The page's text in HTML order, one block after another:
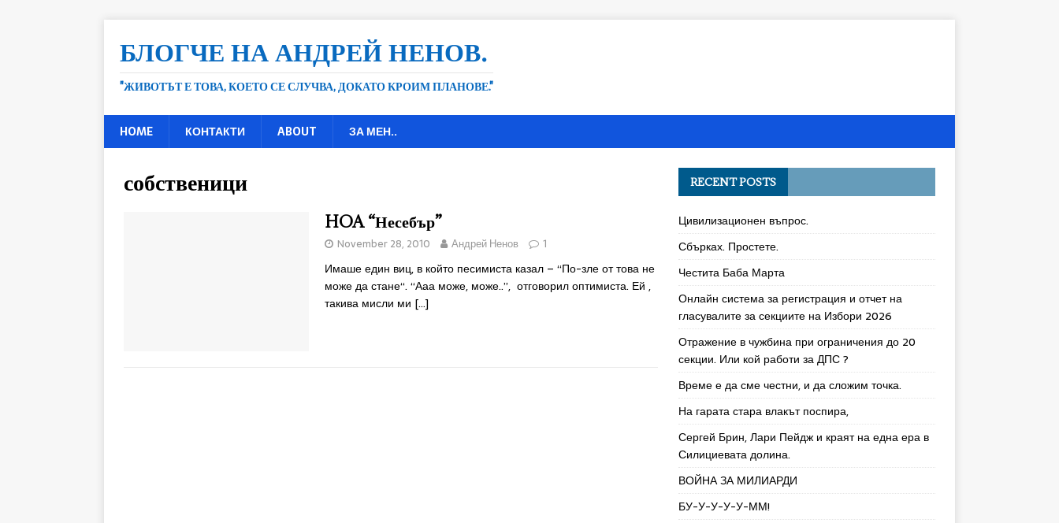
БЛОГЧЕ НА АНДРЕЙ НЕНОВ.
"ЖИВОТЪТ Е ТОВА, КОЕТО СЕ СЛУЧВА, ДОКАТО КРОИМ ПЛАНОВЕ."
HOME КОНТАКТИ ABOUT ЗА МЕН..
собственици
HOA “Несебър”
November 28, 2010 Андрей Ненов 1
Имаше един виц, в който песимиста казал – “По-зле от това не
може да стане“. “Ааа може, може..”, отговорил оптимиста. Ей ,
такива мисли ми […]
RECENT POSTS
Цивилизационен въпрос.
Сбърках. Простете.
Честита Баба Марта
Онлайн система за регистрация и отчет на
гласувалите за секциите на Избори 2026
Отражение в чужбина при ограничения до 20
секции. Или кой работи за ДПС ?
Време е да сме честни, и да сложим точка.
На гарата стара влакът поспира,
Сергей Брин, Лари Пейдж и краят на една ера в
Силициевата долина.
ВОЙНА ЗА МИЛИАРДИ
БУ-У-У-У-У-ММ!